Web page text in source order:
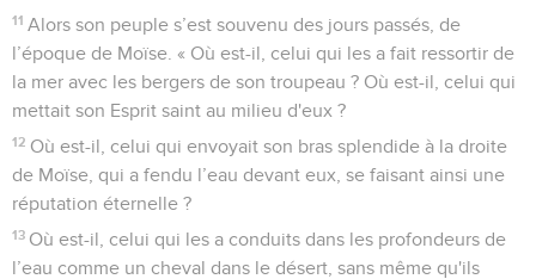
11 Alors son peuple s’est souvenu des jours passés, de
l’époque de Moïse. « Où est-il, celui qui les a fait ressortir de
la mer avec les bergers de son troupeau ? Où est-il, celui qui
mettait son Esprit saint au milieu d'eux ?
12 Où est-il, celui qui envoyait son bras splendide à la droite
de Moïse, qui a fendu l’eau devant eux, se faisant ainsi une
réputation éternelle ?
13 Où est-il, celui qui les a conduits dans les profondeurs de
l’eau comme un cheval dans le désert, sans même qu'ils